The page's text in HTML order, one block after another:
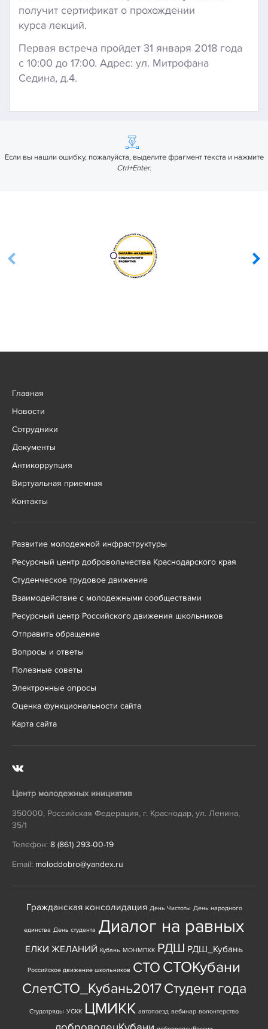
получит сертификат о прохождении
курса лекций.
Первая встреча пройдет 31 января 2018 года
с 10:00 до 17:00. Адрес: ул. Митрофана
Седина, д.4.
Если вы нашли ошибку, пожалуйста, выделите фрагмент текста и нажмите
Ctrl+Enter.
Главная
Новости
Сотрудники
Документы
Антикоррупция
Виртуальная приемная
Контакты
Развитие молодежной инфраструктуры
Ресурсный центр добровольчества Краснодарского края
Студенческое трудовое движение
Взаимодействие с молодежными сообществами
Ресурсный центр Российского движения школьников
Отправить обращение
Вопросы и ответы
Полезные советы
Электронные опросы
Оценка функциональности сайта
Карта сайта
Центр молодежных инициатив
350000, Российская Федерация, г. Краснодар, ул. Ленина,
35/1
Телефон: 8 (861) 293-00-19
Email: moloddobro@yandex.ru
Гражданская консолидация День Чистоты День народного
единства День студента Диалог на равных
ЕЛКИ ЖЕЛАНИЙ Кубань МОНМПКК РДШ РДШ_Кубань
Российское движение школьников СТО СТОКубани
СлетСТО_Кубань2017Студент года
Студотряды УСКК ЦМИКК автопоезд вебинар волонтерство